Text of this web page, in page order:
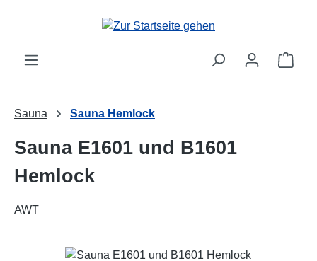
Zum Hauptinhalt springen
Sauna Sauna Hemlock
Sauna E1601 und B1601
Hemlock
AWT
Bildergalerie überspringen